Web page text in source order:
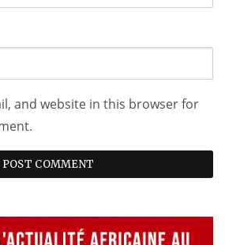
and website in this browser for